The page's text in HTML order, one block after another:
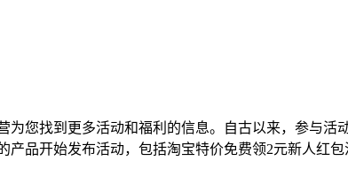
为您找到更多活动和福利的信息。自古以来，参与
品开始发布活动，包括淘宝特价免费领2元新人红